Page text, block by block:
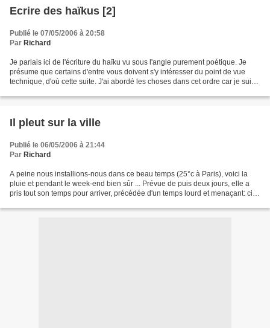
Ecrire des haïkus [2]
Publié le 07/05/2006 à 20:58
Par Richard
Je parlais ici de l'écriture du haïku vu sous l'angle purement poétique. Je
présume que certains d'entre vous doivent s'y intéresser du point de vue
technique, d'où cette suite. J'ai abordé les choses dans cet ordre car je suis
Il pleut sur la ville
Publié le 06/05/2006 à 21:44
Par Richard
A peine nous installions-nous dans ce beau temps (25°c à Paris), voici la
pluie et pendant le week-end bien sûr ... Prévue de puis deux jours, elle a
pris tout son temps pour arriver, précédée d'un temps lourd et menaçant: ciel